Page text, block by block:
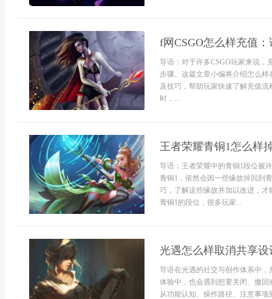
f网CSGO怎么样充值
导语：对于许多CSGO玩家来说，
步骤。这篇文章小编将介绍怎么
及技巧，帮助玩家快速了解充值
时，...
王者荣耀青铜1怎么样
导语：王者荣耀中的青铜1段位被
青铜1，依然会因一些缘故掉回到
巧，了解这些缘故并加以改进，
青铜1的段位，很多玩家...
光遇怎么样取消共享设
导语在光遇的社交与创作体系中
体验中，也会遇到想要关闭、撤
从功能认知、操作路径、注意事